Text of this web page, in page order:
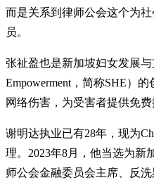
而是关系到律师公会这个为
员。
张祉盈也是新加坡妇女发展
Empowerment，简称SHE）
网络伤害，为受害者提供免费
谢明达执业已有28年，现为
理。2023年8月，他当选为新
师公会金融委员会主席、反